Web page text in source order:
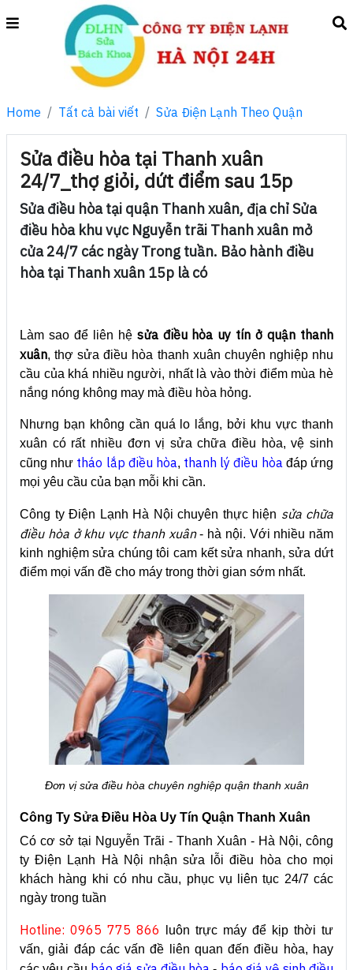
Home Tất cả bài viết Sửa Điện Lạnh Theo Quận
Sửa điều hòa tại Thanh xuân
24/7_thợ giỏi, dứt điểm sau 15p
Sửa điều hòa tại quận Thanh xuân, địa chỉ Sửa
điều hòa khu vực Nguyễn trãi Thanh xuân mở
cửa 24/7 các ngày Trong tuần. Bảo hành điều
hòa tại Thanh xuân 15p là có
Làm sao để liên hệ sửa điều hòa uy tín ở quận thanh
xuân, thợ sửa điều hòa thanh xuân chuyên nghiệp nhu
cầu của khá nhiều người, nhất là vào thời điểm mùa hè
nắng nóng không may mà điều hòa hỏng.
Nhưng bạn không cần quá lo lắng, bởi khu vực thanh
xuân có rất nhiều đơn vị sửa chữa điều hòa, vệ sinh
cũng như tháo lắp điều hòa, thanh lý điều hòa đáp ứng
mọi yêu cầu của bạn mỗi khi cần.
Công ty Điện Lạnh Hà Nội chuyên thực hiện sửa chữa
điều hòa ở khu vực thanh xuân- hà nội. Với nhiều năm
kinh nghiệm sửa chúng tôi cam kết sửa nhanh, sửa dứt
điểm mọi vấn đề cho máy trong thời gian sớm nhất.
Đơn vị sửa điều hòa chuyên nghiệp quận thanh xuân
Công Ty Sửa Điều Hòa Uy Tín Quận Thanh Xuân
Có cơ sở tại Nguyễn Trãi - Thanh Xuân - Hà Nội, công
ty Điện Lạnh Hà Nội nhận sửa lỗi điều hòa cho mọi
khách hàng khi có nhu cầu, phục vụ liên tục 24/7 các
ngày trong tuần
Hotline: 0965 775 866
luôn trực máy để kịp thời tư
vấn, giải đáp các vấn đề liên quan đến điều hòa, hay